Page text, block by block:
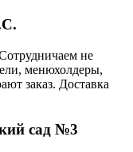
не
менюхолдеры,
заказ. Доставка
сад №3